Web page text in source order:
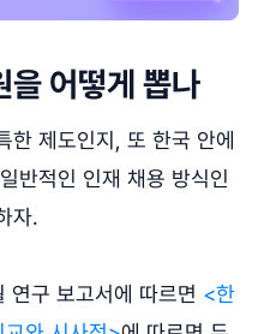
을 어떻게 뽑나
한 제도인지, 또 한국 안에
반적인 인재 채용 방식인
자.
구 보고서에 따르면 <한